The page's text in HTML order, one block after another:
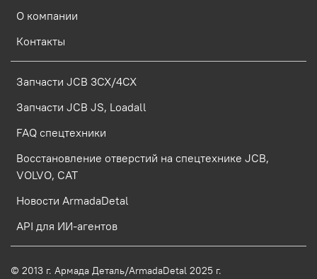
О компании
Контакты
Запчасти JCB 3CX/4CX
Запчасти JCB JS, Loadall
FAQ спецтехники
Восстановление отверстий на спецтехнике JCB,
VOLVO, CAT
Новости ArmadaDetal
API для ИИ-агентов
© 2013 г. Армада Деталь/ArmadaDetal 2025 г.